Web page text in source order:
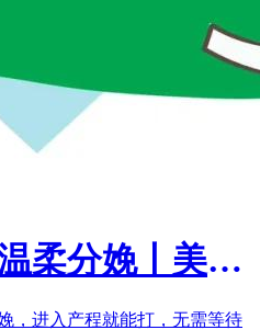
减少撕裂，温柔分娩丨美中宜和顺产通关“三件套”，香迷糊了！
，进入产程就能打，无需等待